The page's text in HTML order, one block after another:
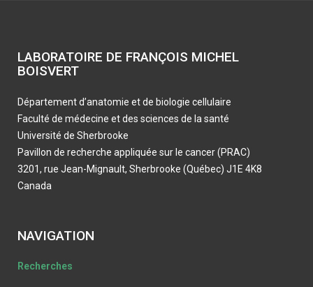
LABORATOIRE DE FRANÇOIS MICHEL
BOISVERT
Département d’anatomie et de biologie cellulaire
Faculté de médecine et des sciences de la santé
Université de Sherbrooke
Pavillon de recherche appliquée sur le cancer (PRAC)
3201, rue Jean-Mignault, Sherbrooke (Québec) J1E 4K8
Canada
NAVIGATION
Recherches